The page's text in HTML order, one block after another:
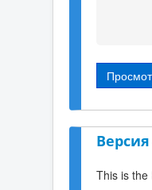
Версия
This is the